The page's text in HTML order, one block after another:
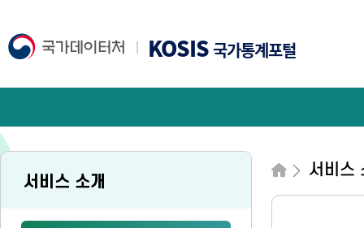
KOSIS국가통계포털
서비스 소개
서비스